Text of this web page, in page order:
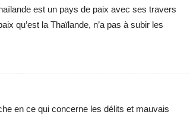
est un pays de paix avec ses travers
qu’est la Thaïlande, n’a pas à subir les
en ce qui concerne les délits et mauvais